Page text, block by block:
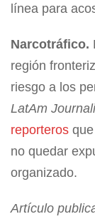
línea para
Narcotráfico.
región
riesgo a los
LatAm
reporteros
no quedar
organizado.
Artículo